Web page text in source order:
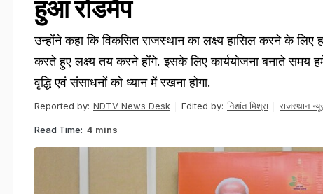
हुआ रोडमैप
उन्होंने कहा कि विकसित राजस्थान का लक्ष्य हासिल करने के लिए
करते हुए लक्ष्य तय करने होंगे. इसके लिए कार्ययोजना बनाते
वृद्धि एवं संसाधनों को ध्यान में रखना होगा.
Reported by: NDTV News Desk Edited by: निशांत मिश्रा राजस्थान
Read Time: 4 mins